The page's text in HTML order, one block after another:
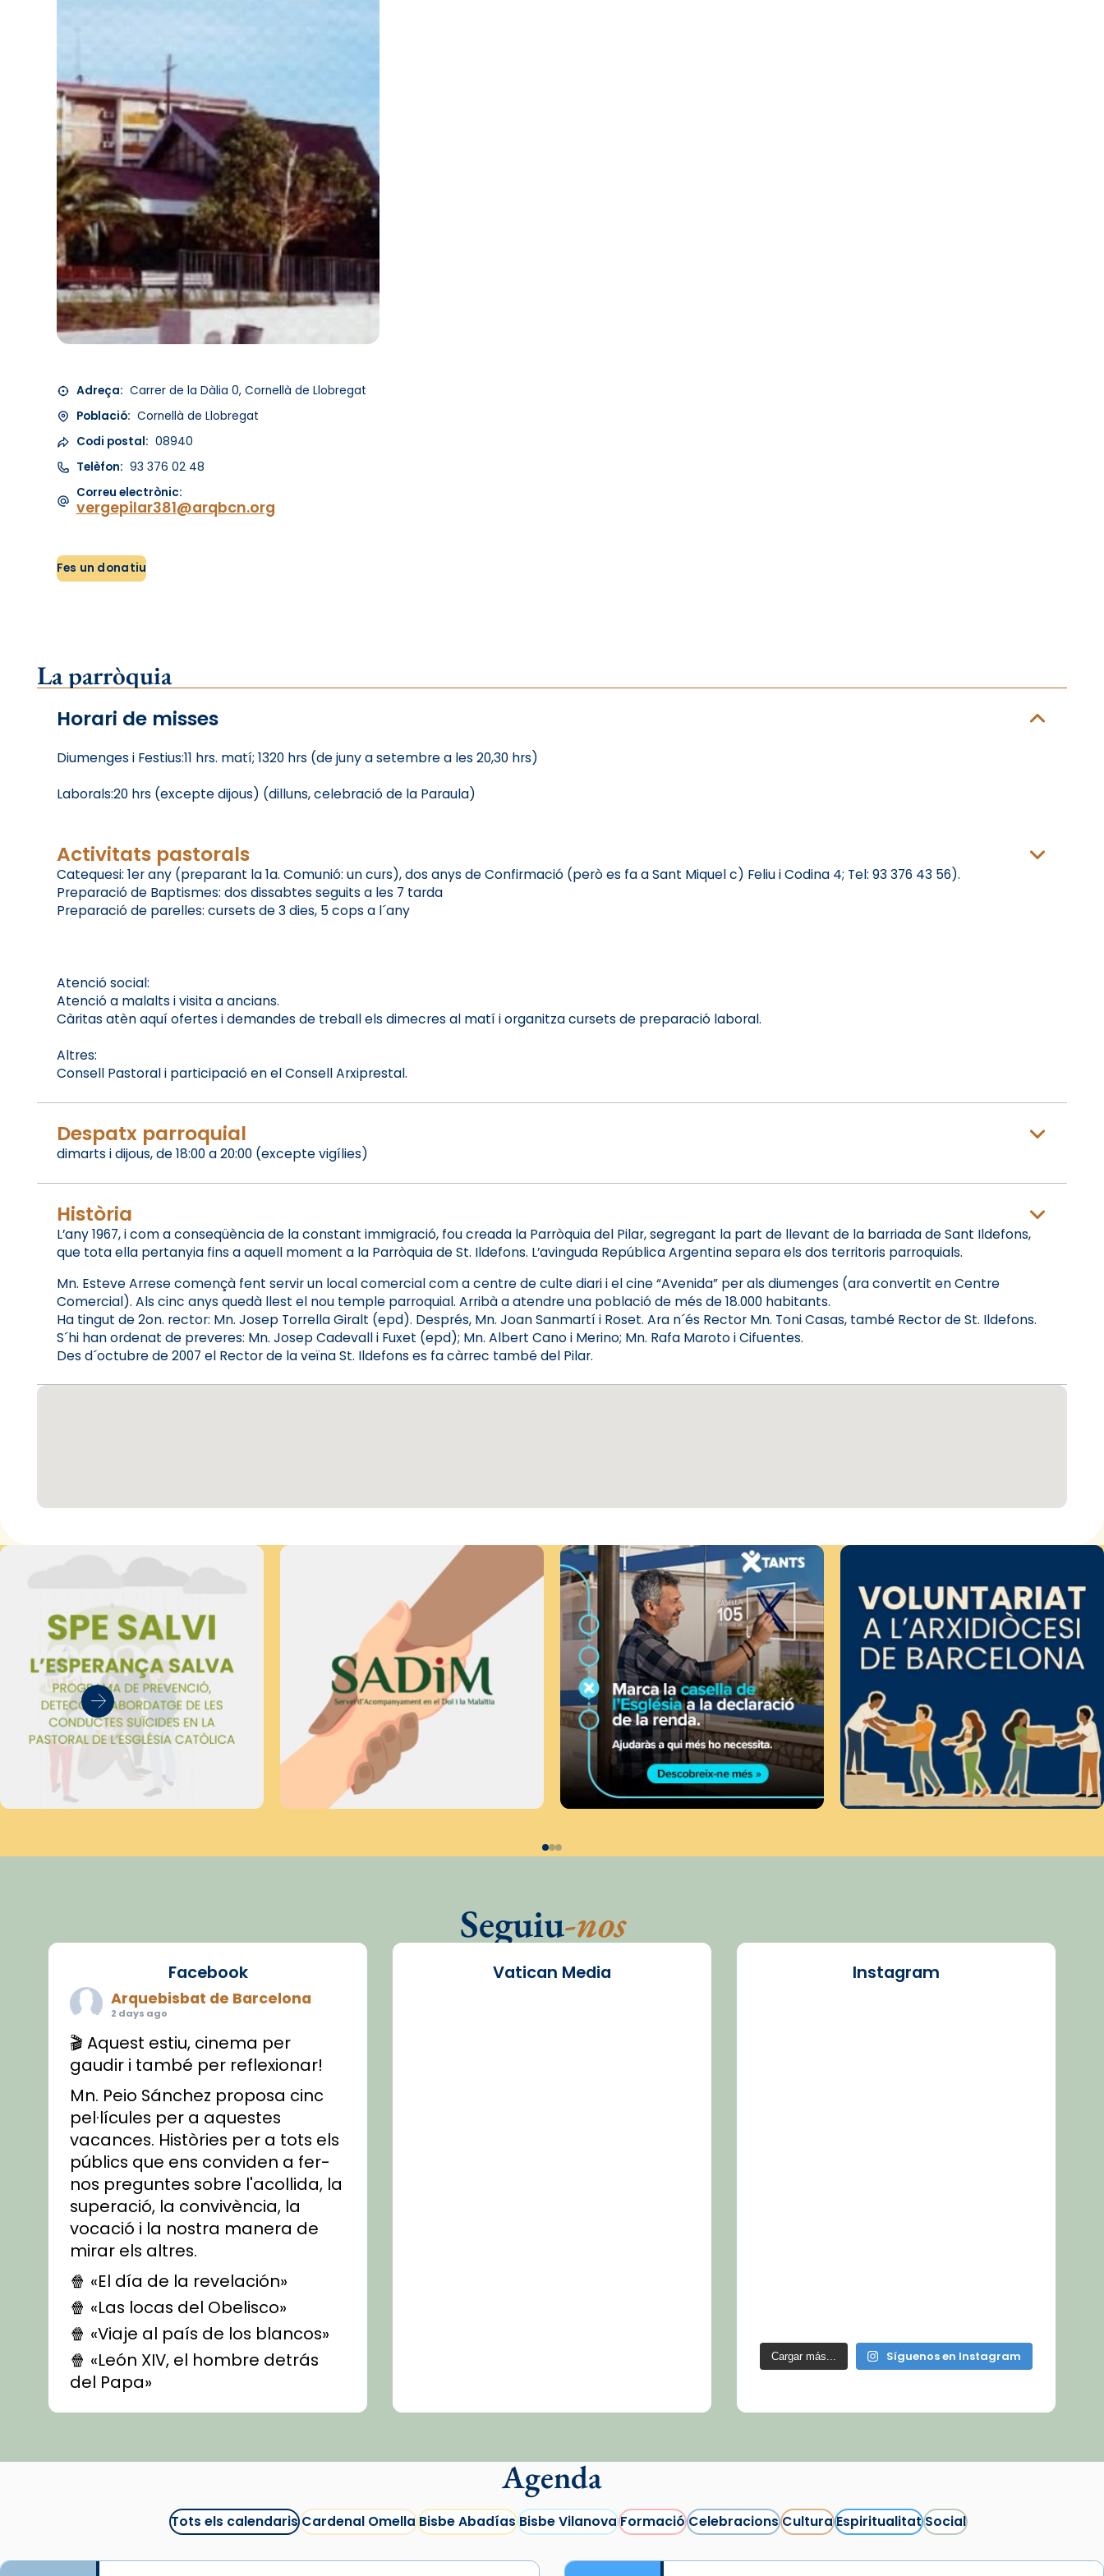
Adreça: Carrer de la Dàlia 0, Cornellà de Llobregat
Població: Cornellà de Llobregat
Codi postal: 08940
Telèfon: 93 376 02 48
Correu electrònic:
vergepilar381@arqbcn.org
Fes un donatiu
La parròquia
Horari de misses
Diumenges i Festius:11 hrs. matí; 1320 hrs (de juny a setembre a les 20,30 hrs)
Laborals:20 hrs (excepte dijous) (dilluns, celebració de la Paraula)
Activitats pastorals
Catequesi: 1er any (preparant la 1a. Comunió: un curs), dos anys de Confirmació (però es fa a Sant Miquel c) Feliu i Codina 4; Tel: 93 376 43 56).
Preparació de Baptismes: dos dissabtes seguits a les 7 tarda
Preparació de parelles: cursets de 3 dies, 5 cops a l´any
Atenció social:
Atenció a malalts i visita a ancians.
Càritas atèn aquí ofertes i demandes de treball els dimecres al matí i organitza cursets de preparació laboral.
Altres:
Consell Pastoral i participació en el Consell Arxiprestal.
Despatx parroquial
dimarts i dijous, de 18:00 a 20:00 (excepte vigílies)
Història
L’any 1967, i com a conseqüència de la constant immigració, fou creada la Parròquia del Pilar, segregant la part de llevant de la barriada de Sant Ildefons,
que tota ella pertanyia fins a aquell moment a la Parròquia de St. Ildefons. L’avinguda República Argentina separa els dos territoris parroquials.
Mn. Esteve Arrese començà fent servir un local comercial com a centre de culte diari i el cine “Avenida” per als diumenges (ara convertit en Centre
Comercial). Als cinc anys quedà llest el nou temple parroquial. Arribà a atendre una població de més de 18.000 habitants.
Ha tingut de 2on. rector: Mn. Josep Torrella Giralt (epd). Després, Mn. Joan Sanmartí i Roset. Ara n´és Rector Mn. Toni Casas, també Rector de St. Ildefons.
S´hi han ordenat de preveres: Mn. Josep Cadevall i Fuxet (epd); Mn. Albert Cano i Merino; Mn. Rafa Maroto i Cifuentes.
Des d´octubre de 2007 el Rector de la veïna St. Ildefons es fa càrrec també del Pilar.
Seguiu-nos
Facebook
Arquebisbat de Barcelona
2 days ago
🎬 Aquest estiu, cinema per
gaudir i també per reflexionar!
Mn. Peio Sánchez proposa cinc
pel·lícules per a aquestes
vacances. Històries per a tots els
públics que ens conviden a fer-
nos preguntes sobre l'acollida, la
superació, la convivència, la
vocació i la nostra manera de
mirar els altres.
🍿 «El día de la revelación»
🍿 «Las locas del Obelisco»
🍿 «Viaje al país de los blancos»
🍿 «León XIV, el hombre detrás
del Papa»
🍿 «Las ovejas detectives»
recomanacions i prepara una
#CinemaEspiritualitual
@cinemaspiritcat
Imatge: Generada amb IA
Vatican Media Instagram
Cargar más... Síguenos en Instagram
Agenda
Tots els calendarisCardenal OmellaBisbe AbadíasBisbe VilanovaFormacióCelebracionsCulturaEspiritualitatSocial